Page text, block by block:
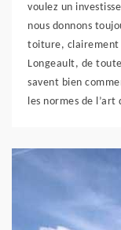
voulez un
nous donnons
toiture, clairement
Longeault, de
savent bien
les normes de